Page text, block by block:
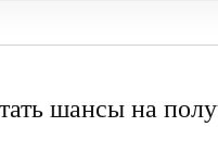
шансы на